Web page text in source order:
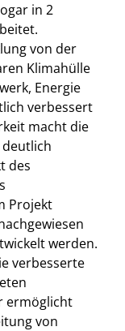
in 2
von der
Klimahülle
Energie
verbessert
macht die
des
Projekt
werden.
verbesserte
ermöglicht
von